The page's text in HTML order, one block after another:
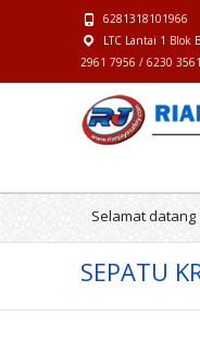
6281318101966
LTC Lantai 1 Blok
2961 7956 / 6230 3561
Selamat datang
SEPATU